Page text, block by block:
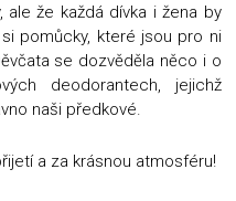
ale že každá dívka i žena by
pomůcky, které jsou pro ni
se dozvěděla něco i o
deodorantech, jejichž
naši předkové.
a za krásnou atmosféru!